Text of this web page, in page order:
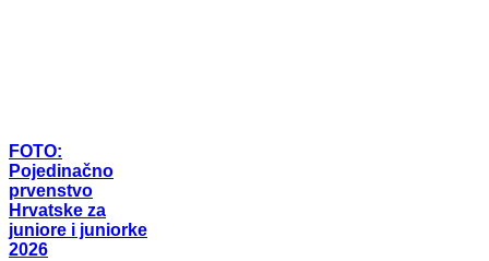
FOTO:
Pojedinačno
prvenstvo
Hrvatske za
juniore i juniorke
2026